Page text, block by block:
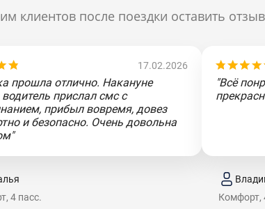
клиентов после поездки оставить
17.02.2026
прошла отлично. Накануне
прислал смс с
прибыл вовремя, довез
и безопасно. Очень довольна
4 пасс.
"Всё
Комфорт,